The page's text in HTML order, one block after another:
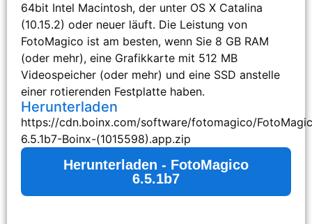
64bit Intel Macintosh, der unter OS X Catalina
(10.15.2) oder neuer läuft. Die Leistung von
FotoMagico ist am besten, wenn Sie 8 GB RAM
(oder mehr), eine Grafikkarte mit 512 MB
Videospeicher (oder mehr) und eine SSD anstelle
einer rotierenden Festplatte haben.
Herunterladen
https://cdn.boinx.com/software/fotomagico/
6.5.1b7-Boinx-(1015598).app.zip
Herunterladen - FotoMagico
6.5.1b7